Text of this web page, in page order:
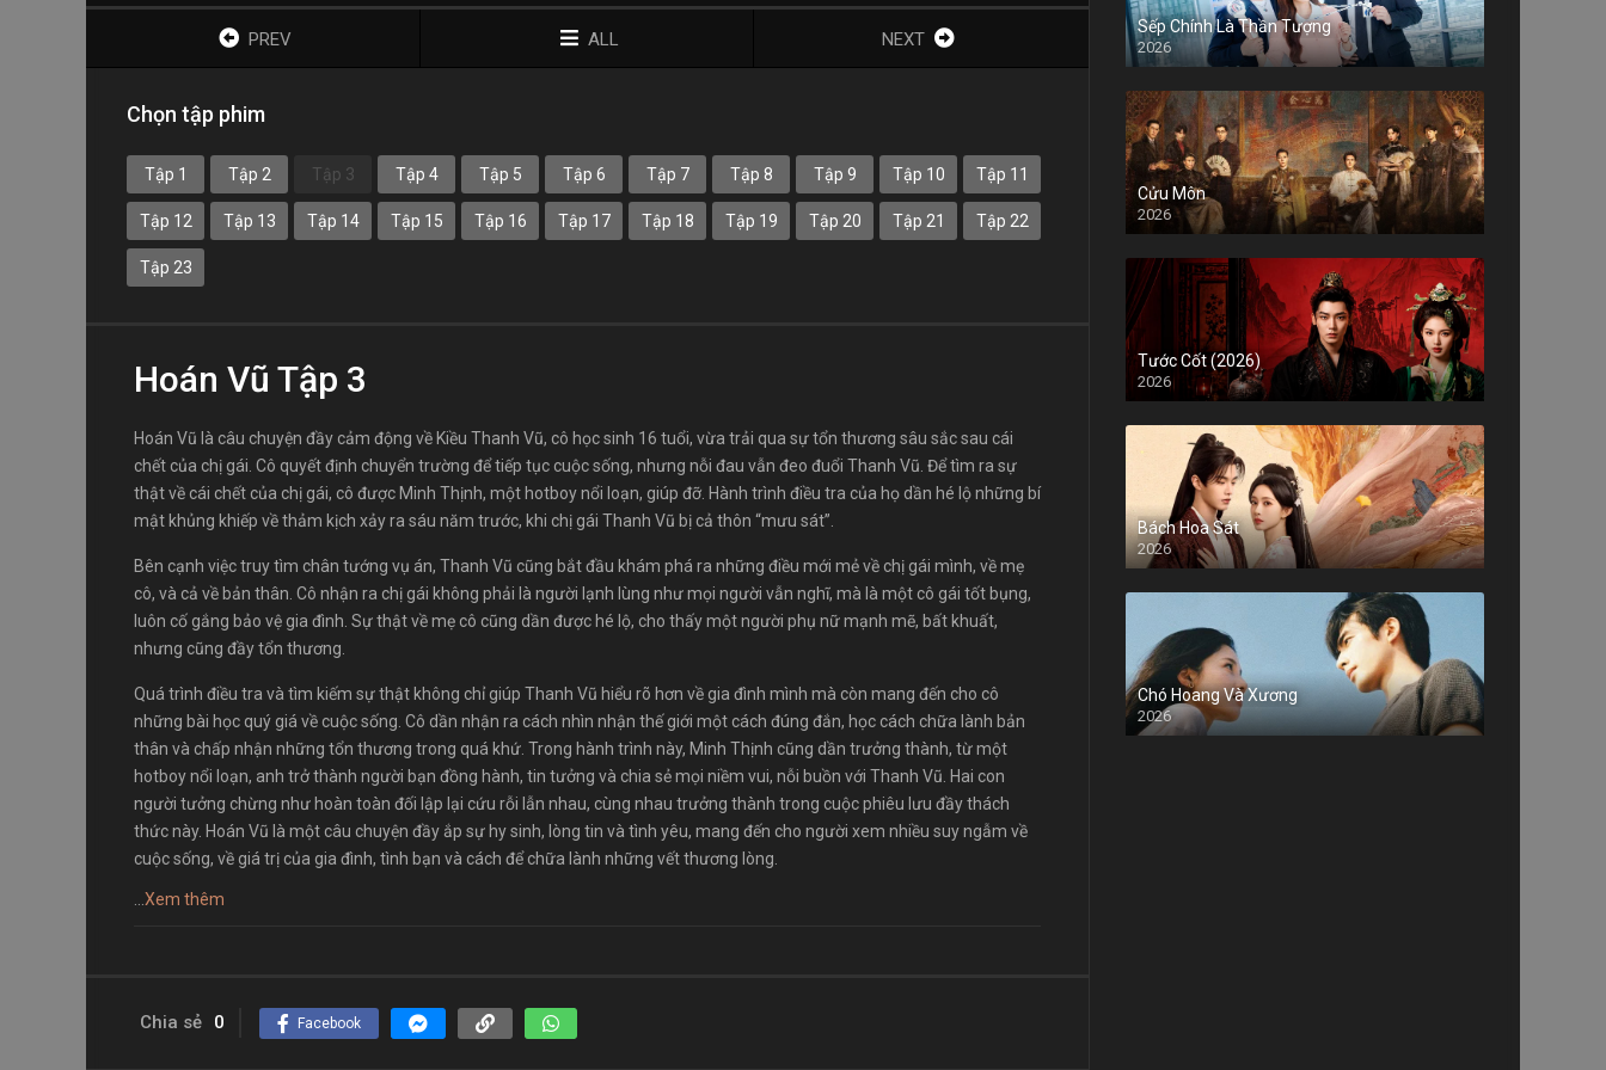
PREV ALL NEXT
Chọn tập phim
Tập 1 Tập 2 Tập 3 Tập 4 Tập 5 Tập 6 Tập 7 Tập 8 Tập 9 Tập 10 Tập 11
Tập 12 Tập 13 Tập 14 Tập 15 Tập 16 Tập 17 Tập 18 Tập 19 Tập 20 Tập 21 Tập 22
Tập 23
Hoán Vũ Tập 3
Hoán Vũ là câu chuyện đầy cảm động về Kiều Thanh Vũ, cô học sinh 16 tuổi, vừa trải qua sự tổn thương sâu sắc sau cái
chết của chị gái. Cô quyết định chuyển trường để tiếp tục cuộc sống, nhưng nỗi đau vẫn đeo đuổi Thanh Vũ. Để tìm ra sự
thật về cái chết của chị gái, cô được Minh Thịnh, một hotboy nổi loạn, giúp đỡ. Hành trình điều tra của họ dần hé lộ những bí
mật khủng khiếp về thảm kịch xảy ra sáu năm trước, khi chị gái Thanh Vũ bị cả thôn “mưu sát”.
Bên cạnh việc truy tìm chân tướng vụ án, Thanh Vũ cũng bắt đầu khám phá ra những điều mới mẻ về chị gái mình, về mẹ
cô, và cả về bản thân. Cô nhận ra chị gái không phải là người lạnh lùng như mọi người vẫn nghĩ, mà là một cô gái tốt bụng,
luôn cố gắng bảo vệ gia đình. Sự thật về mẹ cô cũng dần được hé lộ, cho thấy một người phụ nữ mạnh mẽ, bất khuất,
nhưng cũng đầy tổn thương.
Quá trình điều tra và tìm kiếm sự thật không chỉ giúp Thanh Vũ hiểu rõ hơn về gia đình mình mà còn mang đến cho cô
những bài học quý giá về cuộc sống. Cô dần nhận ra cách nhìn nhận thế giới một cách đúng đắn, học cách chữa lành bản
thân và chấp nhận những tổn thương trong quá khứ. Trong hành trình này, Minh Thịnh cũng dần trưởng thành, từ một
hotboy nổi loạn, anh trở thành người bạn đồng hành, tin tưởng và chia sẻ mọi niềm vui, nỗi buồn với Thanh Vũ. Hai con
người tưởng chừng như hoàn toàn đối lập lại cứu rỗi lẫn nhau, cùng nhau trưởng thành trong cuộc phiêu lưu đầy thách
thức này. Hoán Vũ là một câu chuyện đầy ắp sự hy sinh, lòng tin và tình yêu, mang đến cho người xem nhiều suy ngẫm về
cuộc sống, về giá trị của gia đình, tình bạn và cách để chữa lành những vết thương lòng.
Xem thêm
Chia sẻ 0 Facebook
Sếp Chính Là Thần Tượng
2026
Cửu Môn
2026
Tước Cốt (2026)
2026
Bách Hoa Sát
2026
Chó Hoang Và Xương
2026